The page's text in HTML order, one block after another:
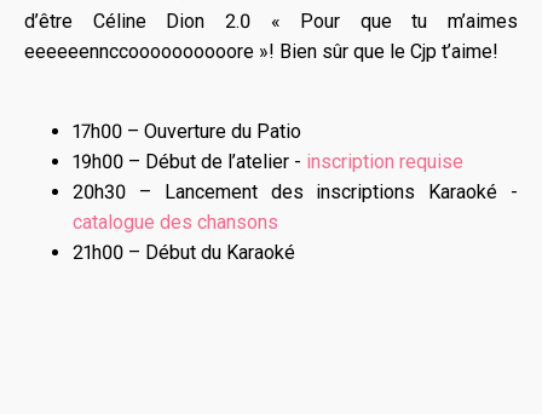
d’être Céline Dion 2.0 « Pour que tu m’aimes
eeeeeennccoooooooooore »! Bien sûr que le Cjp t’aime!
17h00 – Ouverture du Patio
19h00 – Début de l’atelier - inscription requise
20h30 – Lancement des inscriptions Karaoké -
catalogue des chansons
21h00 – Début du Karaoké